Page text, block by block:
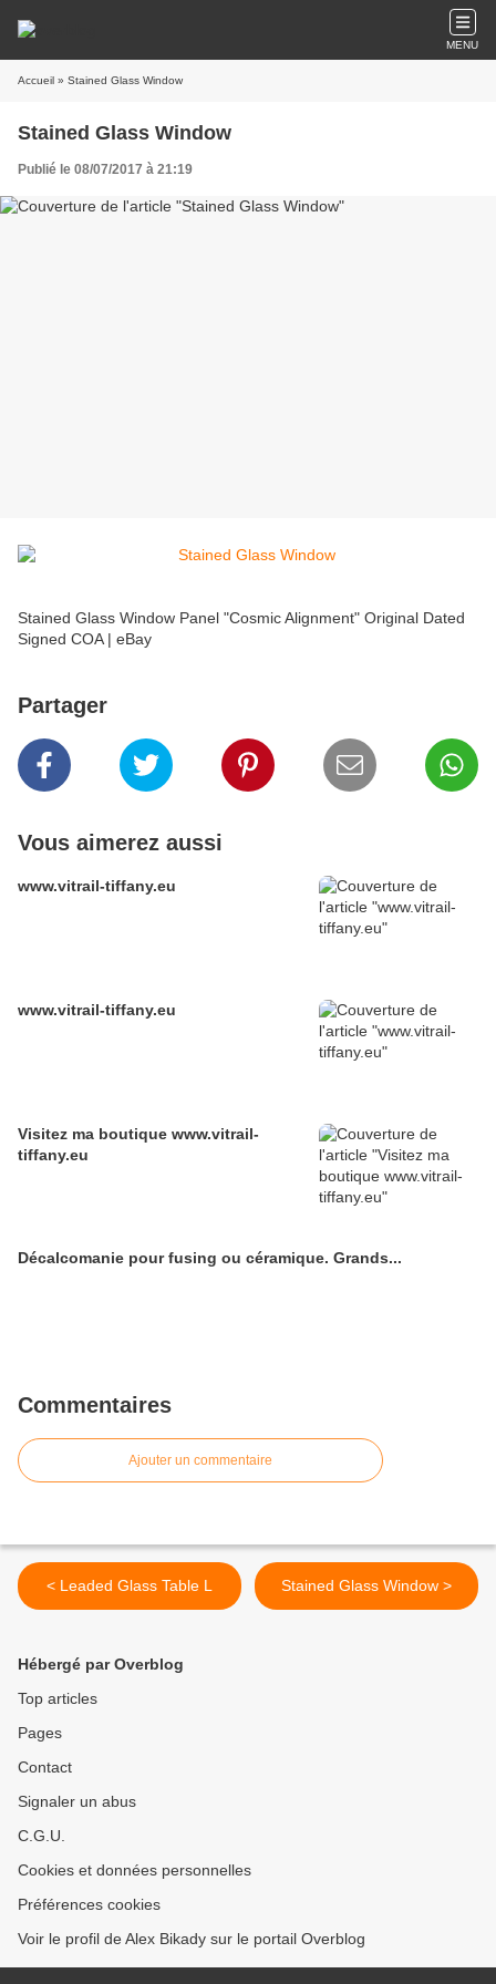
MENU
Accueil » Stained Glass Window
Stained Glass Window
Publié le 08/07/2017 à 21:19
Stained Glass Window Panel "Cosmic Alignment" Original Dated
Signed COA | eBay
Partager
Vous aimerez aussi
www.vitrail-tiffany.eu
www.vitrail-tiffany.eu
Visitez ma boutique www.vitrail-
tiffany.eu
Décalcomanie pour fusing ou céramique. Grands...
Commentaires
Ajouter un commentaire
< Leaded Glass Table L Stained Glass Window >
Hébergé par Overblog
Top articles
Pages
Contact
Signaler un abus
C.G.U.
Cookies et données personnelles
Préférences cookies
Voir le profil de Alex Bikady sur le portail Overblog